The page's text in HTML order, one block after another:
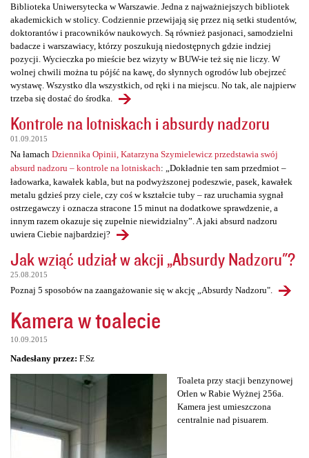
Biblioteka Uniwersytecka w Warszawie. Jedna z najważniejszych bibliotek
akademickich w stolicy. Codziennie przewijają się przez nią setki studentów,
doktorantów i pracowników naukowych. Są również pasjonaci, samodzielni
badacze i warszawiacy, którzy poszukują niedostępnych gdzie indziej
pozycji. Wycieczka po mieście bez wizyty w BUW-ie też się nie liczy. W
wolnej chwili można tu pójść na kawę, do słynnych ogrodów lub obejrzeć
wystawę. Wszystko dla wszystkich, od ręki i na miejscu. No tak, ale najpierw
trzeba się dostać do środka.
Kontrole na lotniskach i absurdy nadzoru
01.09.2015
Na łamach Dziennika Opinii, Katarzyna Szymielewicz przedstawia swój
absurd nadzoru – kontrole na lotniskach: „Dokładnie ten sam przedmiot –
ładowarka, kawałek kabla, but na podwyższonej podeszwie, pasek, kawałek
metalu gdzieś przy ciele, czy coś w kształcie tuby – raz uruchamia sygnał
ostrzegawczy i oznacza stracone 15 minut na dodatkowe sprawdzenie, a
innym razem okazuje się zupełnie niewidzialny”. A jaki absurd nadzoru
uwiera Ciebie najbardziej?
Jak wziąć udział w akcji „Absurdy Nadzoru"?
25.08.2015
Poznaj 5 sposobów na zaangażowanie się w akcję „Absurdy Nadzoru".
Kamera w toalecie
10.09.2015
Nadesłany przez: F.Sz
Toaleta przy stacji benzynowej
Orlen w Rabie Wyżnej 256a.
Kamera jest umieszczona
centralnie nad pisuarem.